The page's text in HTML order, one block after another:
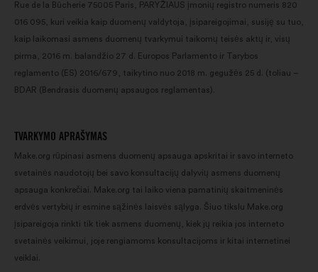
Rue de la Bûcherie 75005 Paris, PARYŽIAUS įmonių registro numeris 820
016 095, kuri veikia kaip duomenų valdytoja, įsipareigojimai, susiję su tuo,
kaip laikomasi asmens duomenų tvarkymui taikomų teisės aktų ir, visų
pirma, 2016 m. balandžio 27 d. Europos Parlamento ir Tarybos
reglamento (ES) 2016/679, taikytino nuo 2018 m. gegužės 25 d. (toliau –
BDAR (Bendrasis duomenų apsaugos reglamentas).
TVARKYMO APRAŠYMAS
Make.org rūpinasi asmens duomenų apsauga apskritai ir savo interneto
svetainės naudotojų bei savo konsultacijų dalyvių asmens duomenų
apsauga konkrečiai. Make.org tai laiko viena pamatinių skaitmeninės
erdvės vertybių ir esmine sąžinės laisvės sąlyga. Šiuo tikslu Make.org
įsipareigoja rinkti tik tiek asmens duomenų, kiek jų reikia jos interneto
svetainės veikimui, joje rengiamoms konsultacijoms ir kitai internetinei
veiklai.